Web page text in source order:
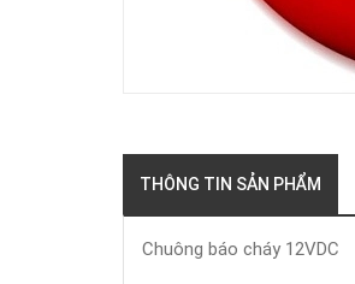
THÔNG TIN SẢN PHẨM
Chuông báo cháy 12VDC